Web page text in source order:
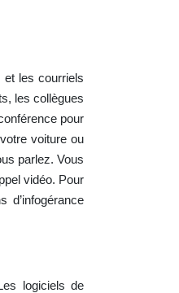
et les courriels
les collègues
pour
voiture ou
parlez. Vous
vidéo. Pour
d’infogérance
logiciels de